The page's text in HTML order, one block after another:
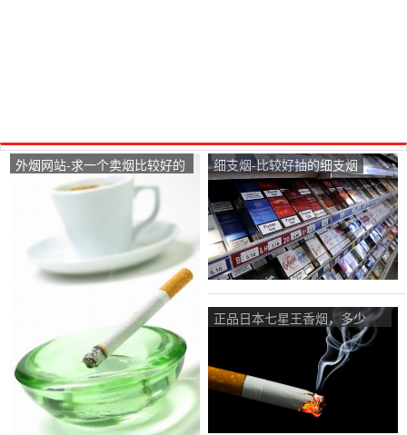
外烟网站-求一个卖烟比较好的
网站，外烟和国产
细支烟-比较好抽的细支烟
正品日本七星王香烟，多少